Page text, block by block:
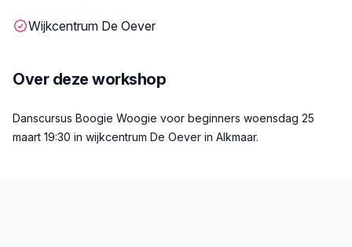
Wijkcentrum De Oever
Over deze workshop
Beschrijving
Danscursus Boogie Woogie voor beginners woensdag 25
maart 19:30 in wijkcentrum De Oever in Alkmaar.